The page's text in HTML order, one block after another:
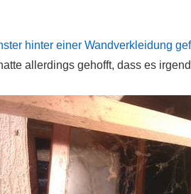
hinter einer Wandverkleidung
allerdings gehofft, dass es